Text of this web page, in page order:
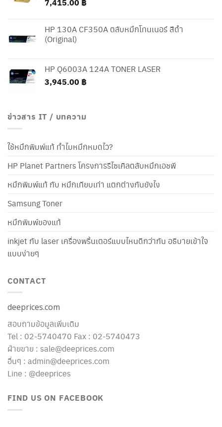
HP 130A CF350A ตลับหมึกโทนเนอร์ สีดำ
(Original)
HP Q6003A 124A TONER LASER
3,945.00 ฿
ข่าวสาร IT / บทความ
ใช้หมึกพิมพ์แท้ ทำไมหมึกหมดไว?
HP Planet Partners โครงการรีไซเคิลตลับหมึกเอชพี
หมึกพิมพ์แท้ กับ หมึกเทียบเท่า แตกต่างกันยังไง
Samsung Toner
หมึกพิมพ์ของแท้
inkjet กับ laser เครื่องพริ้นเตอร์แบบไหนดีกว่ากัน อธิบายเข้าใจ
แบบง่ายๆ
CONTACT
deeprices.com
สอบถามข้อมูลเพิ่มเติม
Tel : 02-5740470 Fax : 02-5740473
ฝ่ายขาย : sale@deeprices.com
อื่นๆ : admin@deeprices.com
Line : @deeprices
FIND US ON FACEBOOK